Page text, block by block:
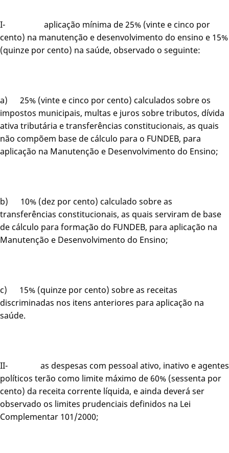
I- aplicação mínima de 25% (vinte e cinco por
cento) na manutenção e desenvolvimento do ensino e 15%
(quinze por cento) na saúde, observado o seguinte:
a) 25% (vinte e cinco por cento) calculados sobre os
impostos municipais, multas e juros sobre tributos, dívida
ativa tributária e transferências constitucionais, as quais
não compõem base de cálculo para o FUNDEB, para
aplicação na Manutenção e Desenvolvimento do Ensino;
b) 10% (dez por cento) calculado sobre as
transferências constitucionais, as quais serviram de base
de cálculo para formação do FUNDEB, para aplicação na
Manutenção e Desenvolvimento do Ensino;
c) 15% (quinze por cento) sobre as receitas
discriminadas nos itens anteriores para aplicação na
saúde.
II- as despesas com pessoal ativo, inativo e agentes
políticos terão como limite máximo de 60% (sessenta por
cento) da receita corrente líquida, e ainda deverá ser
observado os limites prudenciais definidos na Lei
Complementar 101/2000;